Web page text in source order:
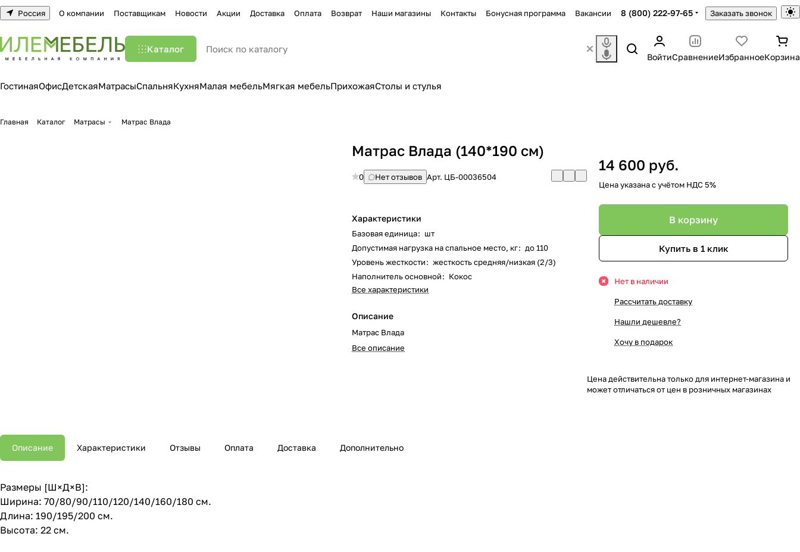
Россия О компании Поставщикам Новости Акции Доставка Оплата Возврат Наши магазины Контакты Бонусная программа Вакансии 8 (800) 222-97-65 Заказать звонок
Каталог
ВойтиСравнениеИзбранноеКорзина
ГостинаяОфисДетскаяМатрасыСпальняКухняМалая мебельМягкая мебельПрихожаяСтолы и стулья
Главная Каталог Матрасы Матрас Влада
Матрас Влада (140*190 см)
0 Нет отзывов Арт. ЦБ-00036504
Характеристики
Базовая единица: шт
Допустимая нагрузка на спальное место, кг: до 110
Уровень жесткости: жесткость средняя/низкая (2/3)
Наполнитель основной: Кокос
Все характеристики
Описание
Матрас Влада
Все описание
14 600 руб.
Цена указана с учётом НДС 5%
В корзину
Купить в 1 клик
Нет в наличии
Рассчитать доставку
Нашли дешевле?
Хочу в подарок
Цена действительна только для интернет-магазина и
может отличаться от цен в розничных магазинах
Описание Характеристики Отзывы Оплата Доставка Дополнительно
Размеры [Ш×Д×В]:
Ширина: 70/80/90/110/120/140/160/180 см.
Длина: 190/195/200 см.
Высота: 22 см.